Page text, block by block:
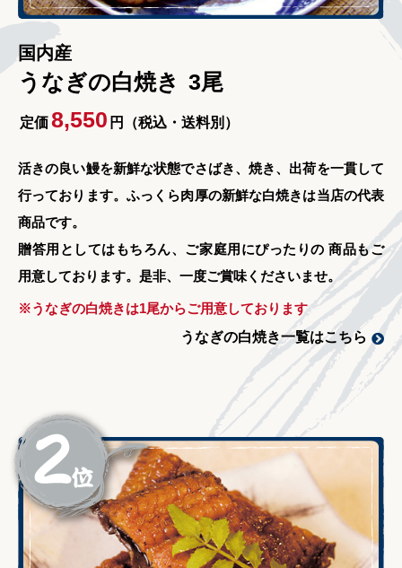
国内産
うなぎの白焼き 3尾
定価8,550 円（税込・送料別）
活きの良い鰻を新鮮な状態でさばき、焼き、出荷を一貫して
行っております。ふっくら肉厚の新鮮な白焼きは当店の代表
商品です。
贈答用としてはもちろん、ご家庭用にぴったりの 商品もご
用意しております。是非、一度ご賞味くださいませ。
※うなぎの白焼きは1尾からご用意しております
うなぎの白焼き一覧はこちら